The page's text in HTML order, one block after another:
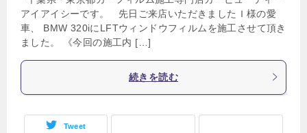
アイアイシーです。 先日ご来店いただきましたＩ様の愛
車、 BMW 320iにLFTウィンドウフィルムを施工させて頂き
ました。 《今回の施工内 […]
続きを読む
Tweet